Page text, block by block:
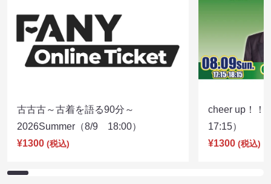
古古古～古着を語る90分～
2026Summer（8/9 18:00）
¥1300 (税込)
cheer up！
17:15）
¥1300 (税込)